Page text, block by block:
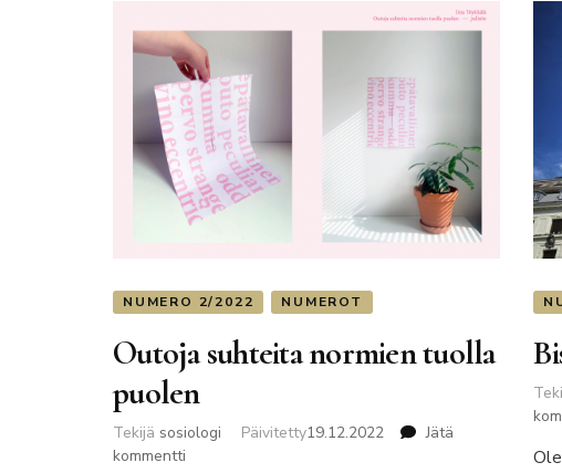
NUMERO 2/2022 NUMEROT
Outoja suhteita normien tuolla
puolen
Tekijä sosiologi Päivitetty19.12.2022
Jätä
kommentti